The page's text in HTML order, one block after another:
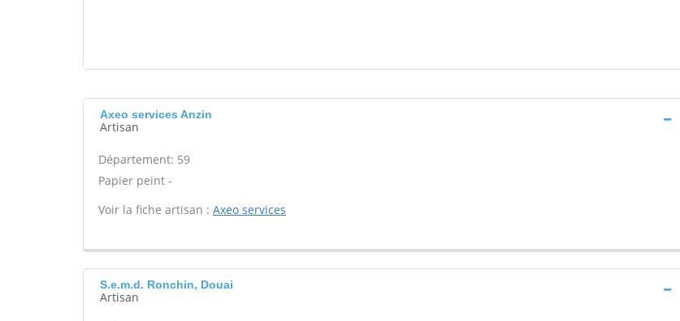
Axeo services Anzin
Artisan
Département: 59
Papier peint -
Voir la fiche artisan : Axeo services
S.e.m.d. Ronchin, Douai
Artisan